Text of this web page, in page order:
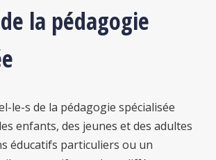
la pédagogie
le-s de la pédagogie spécialisée
enfants, des jeunes et des adultes
éducatifs particuliers ou un